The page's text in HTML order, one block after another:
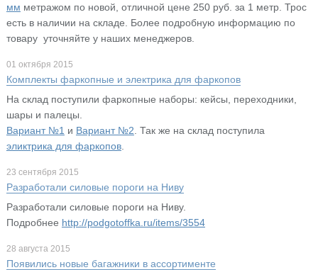
мм метражом по новой, отличной цене 250 руб. за 1 метр. Трос
есть в наличии на складе. Более подробную информацию по
товару уточняйте у наших менеджеров.
01 октября 2015
Комплекты фаркопные и электрика для фаркопов
На склад поступили фаркопные наборы: кейсы, переходники,
шары и палецы.
Вариант №1 и Вариант №2 . Так же на склад поступила
эликтрика для фаркопов.
23 сентября 2015
Разработали силовые пороги на Ниву
Разработали силовые пороги на Ниву.
Подробнее http://podgotoffka.ru/items/3554
28 августа 2015
Появились новые багажники в ассортименте